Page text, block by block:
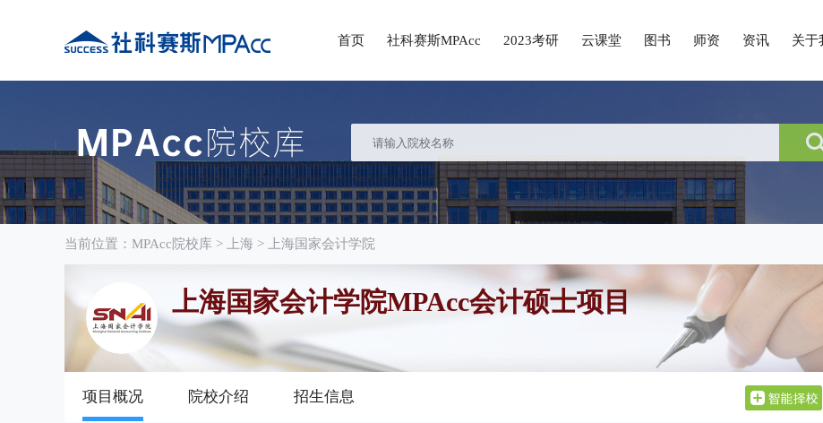
首页 社科赛斯MPAcc 2023考研 云课堂 图书 师资 资讯 关于
当前位置： MPAcc院校库 > 上海 > 上海国家会计学院
上海国家会计学院MPAcc会计硕士项目
项目概况 院校介绍 招生信息